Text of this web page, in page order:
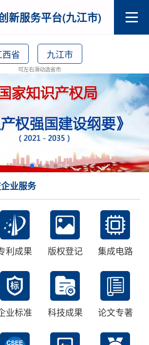
新服务平台(九江市)
西省 九江市
可左右滑动选省市
业服务
利成果 版权登记 集成电路
业标准 科技成果 论文专著